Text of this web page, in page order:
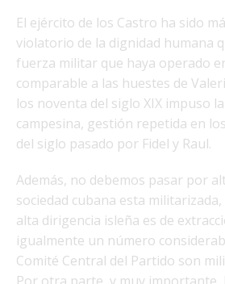
El ejército de los Castro ha sido
violatorio de la dignidad humana
fuerza militar que haya operado
comparable a las huestes de
los noventa del siglo XIX impuso
campesina, gestión repetida en
del siglo pasado por Fidel y Raul.
Además, no debemos pasar por
sociedad cubana esta militarizada,
alta dirigencia isleña es de
igualmente un número
Comité Central del Partido son